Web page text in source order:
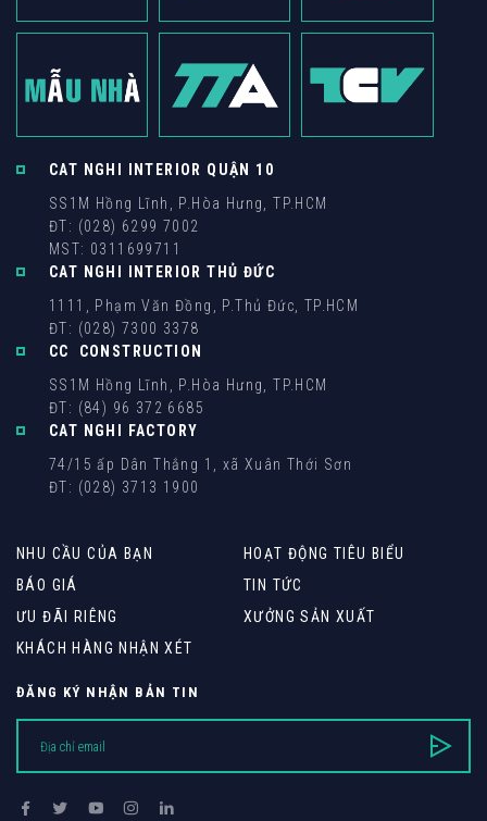
CAT NGHI INTERIOR QUẬN 10
SS1M Hồng Lĩnh, P.Hòa Hưng, TP.HCM
ĐT: (028) 6299 7002
MST: 0311699711
CAT NGHI INTERIOR THỦ ĐỨC
1111, Phạm Văn Đồng, P.Thủ Đức, TP.HCM
ĐT: (028) 7300 3378
CC CONSTRUCTION
SS1M Hồng Lĩnh, P.Hòa Hưng, TP.HCM
ĐT: (84) 96 372 6685
CAT NGHI FACTORY
74/15 ấp Dân Thắng 1, xã Xuân Thới Sơn
ĐT: (028) 3713 1900
NHU CẦU CỦA BẠN
HOẠT ĐỘNG TIÊU BIỂU
BÁO GIÁ
TIN TỨC
ƯU ĐÃI RIÊNG
XƯỞNG SẢN XUẤT
KHÁCH HÀNG NHẬN XÉT
ĐĂNG KÝ NHẬN BẢN TIN